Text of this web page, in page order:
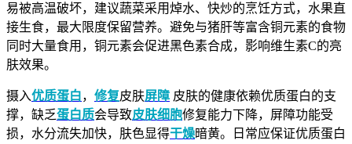
易被高温破坏，建议蔬菜采用焯水、快炒的烹饪方式，水果直
接生食，最大限度保留营养。避免与猪肝等富含铜元素的食物
同时大量食用，铜元素会促进黑色素合成，影响维生素C的亮
肤效果。
摄入优质蛋白， 修复皮肤屏障 皮肤的健康依赖优质蛋白的支
撑，缺乏蛋白质会导致皮肤细胞修复能力下降，屏障功能受
损，水分流失加快，肤色显得干燥暗黄。日常应保证优质蛋白